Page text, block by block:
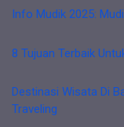
Info Mudik 2025:
8 Tujuan Terbaik
Destinasi Wisata Di
Traveling